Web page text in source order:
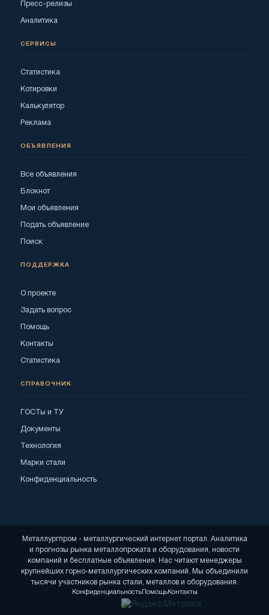
Пресс-релизы
Аналитика
СЕРВИСЫ
Статистика
Котировки
Калькулятор
Реклама
ОБЪЯВЛЕНИЯ
Все объявления
Блокнот
Мои объявления
Подать объявление
Поиск
ПОДДЕРЖКА
О проекте
Задать вопрос
Помощь
Контакты
Статистика
СПРАВОЧНИК
ГОСТы и ТУ
Документы
Технология
Марки стали
Конфиденциальность
Металлургпром - металлургический интернет портал. Аналитика
и прогнозы рынка металлопроката и оборудования, новости
компаний и бесплатные объявления. Нас читают менеджеры
крупнейших горно-металлургических компаний. Мы объединили
тысячи участников рынка стали, металлов и оборудования.
КонфиденциальностьПомощьКонтакты